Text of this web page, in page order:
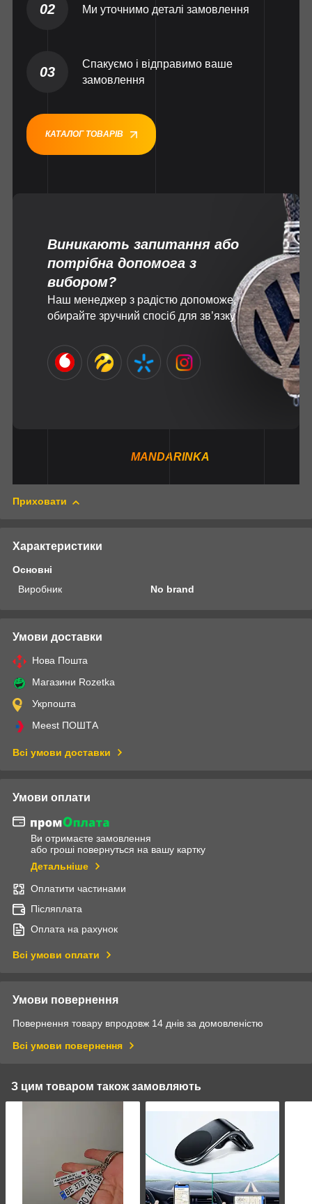
02 Ми уточнимо деталі замовлення
03
Спакуємо і відправимо ваше
замовлення
КАТАЛОГ ТОВАРІВ
Виникають запитання або
потрібна допомога з
вибором?
Наш менеджер з радістю допоможе,
обирайте зручний спосіб для зв’язку
MANDARINKA
Приховати
Характеристики
Основні
Виробник
No brand
Умови доставки
Нова Пошта
Магазини Rozetka
Укрпошта
Meest ПОШТА
Всі умови доставки
Умови оплати
Ви отримаєте замовлення
або гроші повернуться на вашу картку
Детальніше
Оплатити частинами
Післяплата
Оплата на рахунок
Всі умови оплати
Умови повернення
Повернення товару впродовж 14 днів за домовленістю
Всі умови повернення
З цим товаром також замовляють